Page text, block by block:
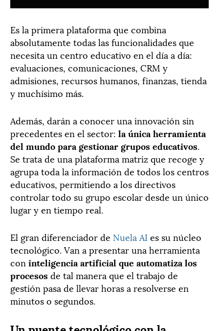
Es la primera plataforma que combina
absolutamente todas las funcionalidades que
necesita un centro educativo en el día a día:
evaluaciones, comunicaciones, CRM y
admisiones, recursos humanos, finanzas, tienda
y muchísimo más.
Además, darán a conocer una innovación sin
precedentes en el sector: la única herramienta
del mundo para gestionar grupos educativos.
Se trata de una plataforma matriz que recoge y
agrupa toda la información de todos los centros
educativos, permitiendo a los directivos
controlar todo su grupo escolar desde un único
lugar y en tiempo real.
El gran diferenciador de Nuela AI es su núcleo
tecnológico. Van a presentar una herramienta
con inteligencia artificial que automatiza los
procesosde tal manera que el trabajo de
gestión pasa de llevar horas a resolverse en
minutos o segundos.